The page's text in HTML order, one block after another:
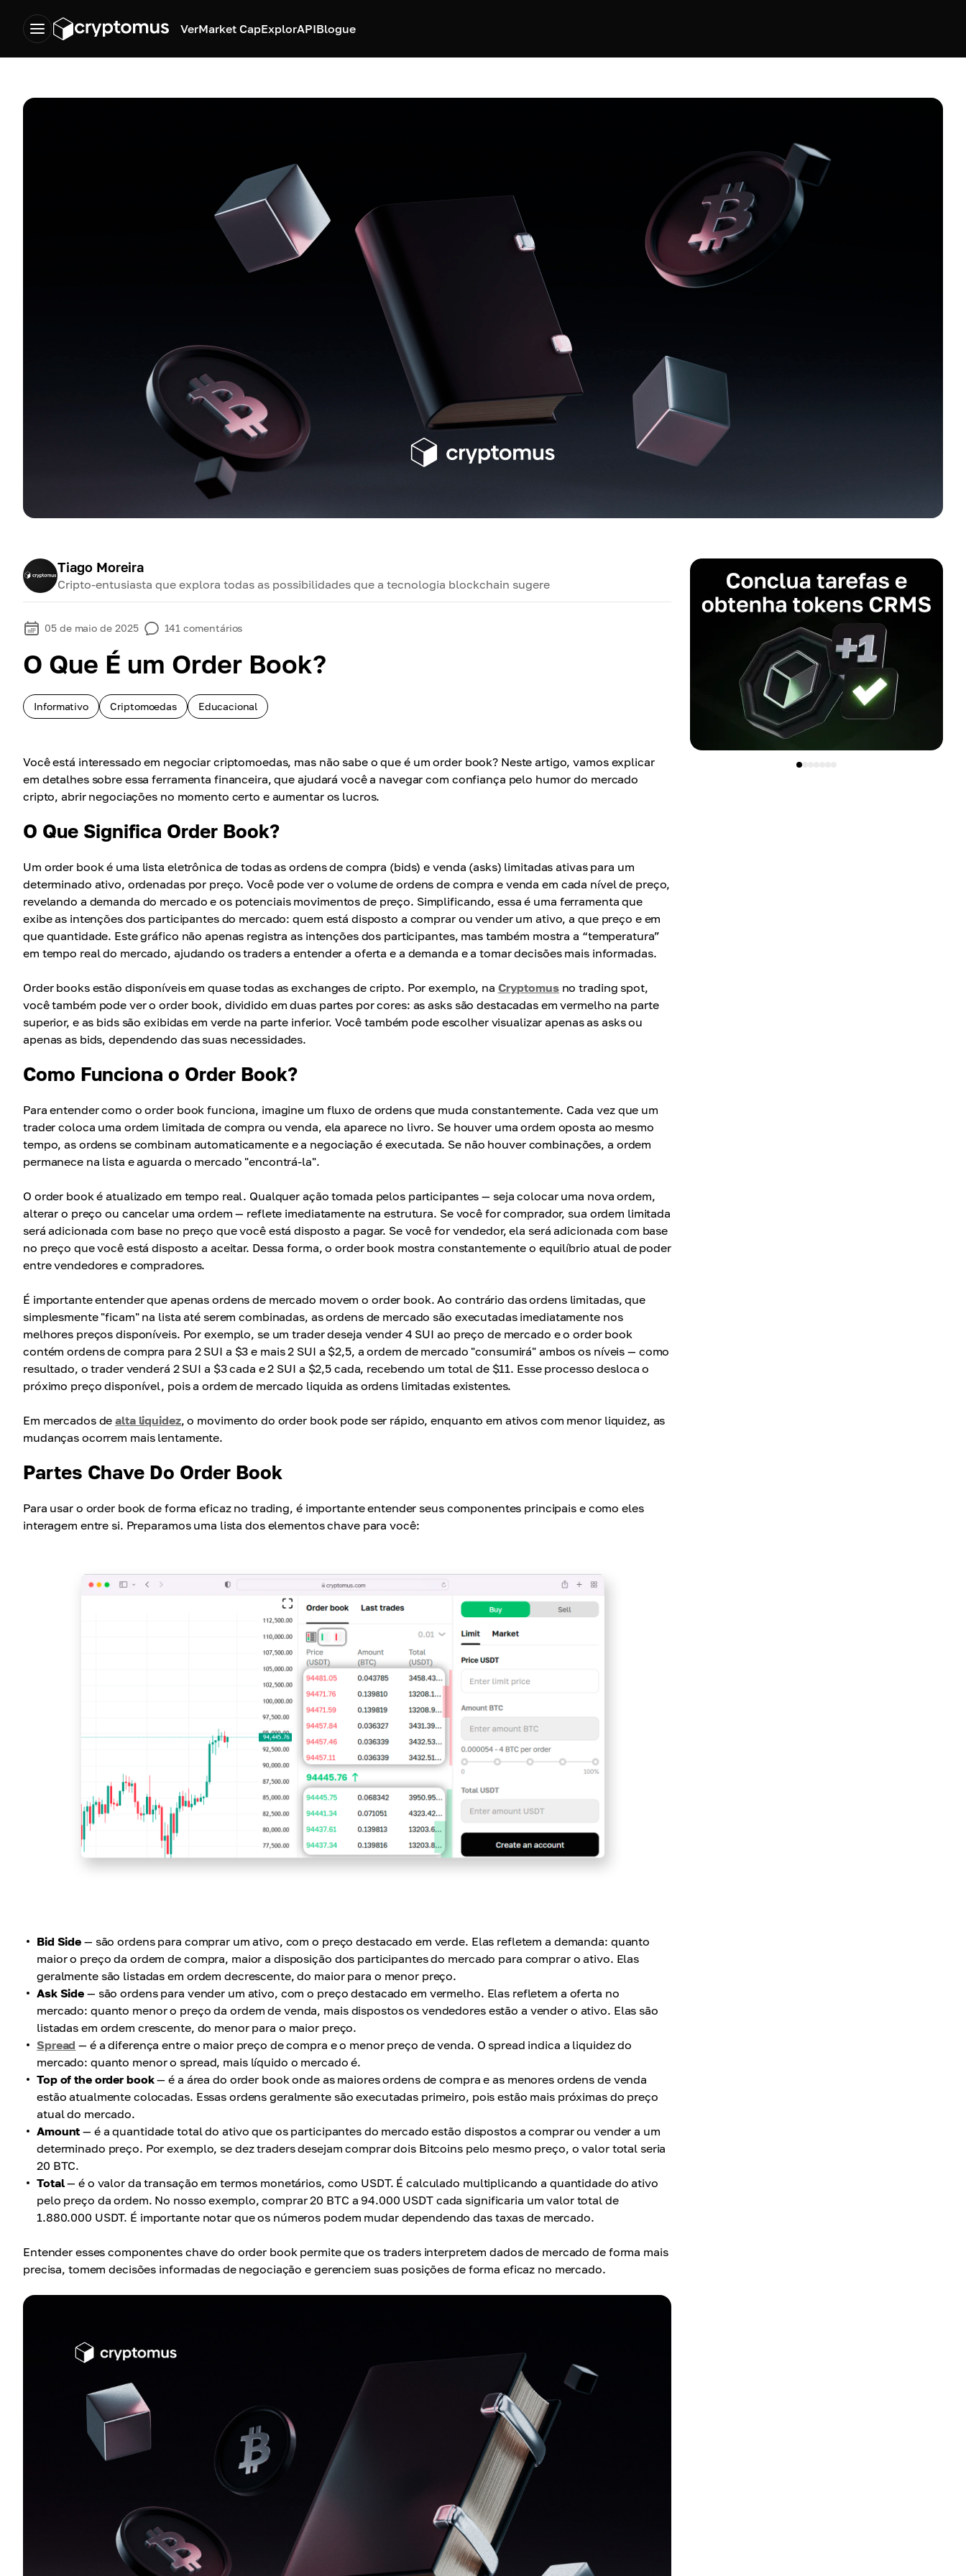
VerMarket CapExplorAPIBlogue
Tiago Moreira
Cripto-entusiasta que explora todas as possibilidades que a tecnologia blockchain sugere
05 de maio de 2025 141 comentários
O Que É um Order Book?
Informativo Criptomoedas Educacional
Você está interessado em negociar criptomoedas, mas não sabe o que é um order book? Neste artigo, vamos explicar
em detalhes sobre essa ferramenta financeira, que ajudará você a navegar com confiança pelo humor do mercado
cripto, abrir negociações no momento certo e aumentar os lucros.
O Que Significa Order Book?
Um order book é uma lista eletrônica de todas as ordens de compra (bids) e venda (asks) limitadas ativas para um
determinado ativo, ordenadas por preço. Você pode ver o volume de ordens de compra e venda em cada nível de preço,
revelando a demanda do mercado e os potenciais movimentos de preço. Simplificando, essa é uma ferramenta que
exibe as intenções dos participantes do mercado: quem está disposto a comprar ou vender um ativo, a que preço e em
que quantidade. Este gráfico não apenas registra as intenções dos participantes, mas também mostra a “temperatura”
em tempo real do mercado, ajudando os traders a entender a oferta e a demanda e a tomar decisões mais informadas.
Order books estão disponíveis em quase todas as exchanges de cripto. Por exemplo, na Cryptomusno trading spot,
você também pode ver o order book, dividido em duas partes por cores: as asks são destacadas em vermelho na parte
superior, e as bids são exibidas em verde na parte inferior. Você também pode escolher visualizar apenas as asks ou
apenas as bids, dependendo das suas necessidades.
Como Funciona o Order Book?
Para entender como o order book funciona, imagine um fluxo de ordens que muda constantemente. Cada vez que um
trader coloca uma ordem limitada de compra ou venda, ela aparece no livro. Se houver uma ordem oposta ao mesmo
tempo, as ordens se combinam automaticamente e a negociação é executada. Se não houver combinações, a ordem
permanece na lista e aguarda o mercado "encontrá-la".
O order book é atualizado em tempo real. Qualquer ação tomada pelos participantes — seja colocar uma nova ordem,
alterar o preço ou cancelar uma ordem — reflete imediatamente na estrutura. Se você for comprador, sua ordem limitada
será adicionada com base no preço que você está disposto a pagar. Se você for vendedor, ela será adicionada com base
no preço que você está disposto a aceitar. Dessa forma, o order book mostra constantemente o equilíbrio atual de poder
entre vendedores e compradores.
É importante entender que apenas ordens de mercado movem o order book. Ao contrário das ordens limitadas, que
simplesmente "ficam" na lista até serem combinadas, as ordens de mercado são executadas imediatamente nos
melhores preços disponíveis. Por exemplo, se um trader deseja vender 4 SUI ao preço de mercado e o order book
contém ordens de compra para 2 SUI a $3 e mais 2 SUI a $2,5, a ordem de mercado "consumirá" ambos os níveis — como
resultado, o trader venderá 2 SUI a $3 cada e 2 SUI a $2,5 cada, recebendo um total de $11. Esse processo desloca o
próximo preço disponível, pois a ordem de mercado liquida as ordens limitadas existentes.
Em mercados dealta liquidez, o movimento do order book pode ser rápido, enquanto em ativos com menor liquidez, as
mudanças ocorrem mais lentamente.
Partes Chave Do Order Book
Para usar o order book de forma eficaz no trading, é importante entender seus componentes principais e como eles
interagem entre si. Preparamos uma lista dos elementos chave para você:
Bid Side — são ordens para comprar um ativo, com o preço destacado em verde. Elas refletem a demanda: quanto
maior o preço da ordem de compra, maior a disposição dos participantes do mercado para comprar o ativo. Elas
geralmente são listadas em ordem decrescente, do maior para o menor preço.
Ask Side — são ordens para vender um ativo, com o preço destacado em vermelho. Elas refletem a oferta no
mercado: quanto menor o preço da ordem de venda, mais dispostos os vendedores estão a vender o ativo. Elas são
listadas em ordem crescente, do menor para o maior preço.
Spread — é a diferença entre o maior preço de compra e o menor preço de venda. O spread indica a liquidez do
mercado: quanto menor o spread, mais líquido o mercado é.
Top of the order book— é a área do order book onde as maiores ordens de compra e as menores ordens de venda
estão atualmente colocadas. Essas ordens geralmente são executadas primeiro, pois estão mais próximas do preço
atual do mercado.
Amount — é a quantidade total do ativo que os participantes do mercado estão dispostos a comprar ou vender a um
determinado preço. Por exemplo, se dez traders desejam comprar dois Bitcoins pelo mesmo preço, o valor total seria
20 BTC.
Total— é o valor da transação em termos monetários, como USDT. É calculado multiplicando a quantidade do ativo
pelo preço da ordem. No nosso exemplo, comprar 20 BTC a 94.000 USDT cada significaria um valor total de
1.880.000 USDT. É importante notar que os números podem mudar dependendo das taxas de mercado.
Entender esses componentes chave do order book permite que os traders interpretem dados de mercado de forma mais
precisa, tomem decisões informadas de negociação e gerenciem suas posições de forma eficaz no mercado.